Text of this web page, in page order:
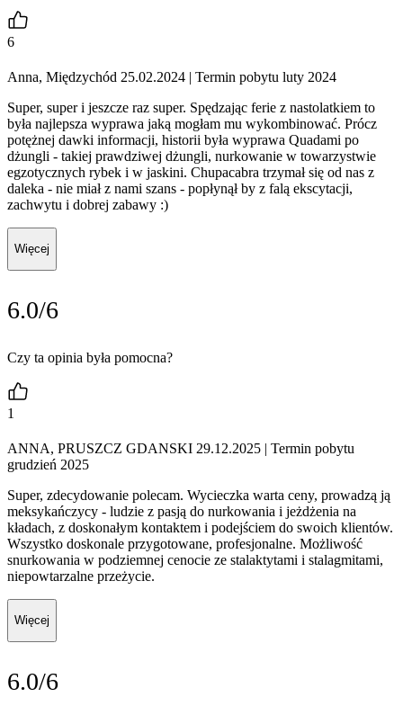
6
Anna, Międzychód 25.02.2024 | Termin pobytu luty 2024
Super, super i jeszcze raz super. Spędzając ferie z nastolatkiem to
była najlepsza wyprawa jaką mogłam mu wykombinować. Prócz
potężnej dawki informacji, historii była wyprawa Quadami po
dżungli - takiej prawdziwej dżungli, nurkowanie w towarzystwie
egzotycznych rybek i w jaskini. Chupacabra trzymał się od nas z
daleka - nie miał z nami szans - popłynął by z falą ekscytacji,
zachwytu i dobrej zabawy :)
Więcej
6.0/6
Czy ta opinia była pomocna?
1
ANNA, PRUSZCZ GDANSKI 29.12.2025 | Termin pobytu
grudzień 2025
Super, zdecydowanie polecam. Wycieczka warta ceny, prowadzą ją
meksykańczycy - ludzie z pasją do nurkowania i jeżdżenia na
kładach, z doskonałym kontaktem i podejściem do swoich klientów.
Wszystko doskonale przygotowane, profesjonalne. Możliwość
snurkowania w podziemnej cenocie ze stalaktytami i stalagmitami,
niepowtarzalne przeżycie.
Więcej
6.0/6